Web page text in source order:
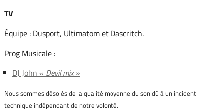
TV
Équipe : Dusport, Ultimatom et Dascritch.
Prog Musicale :
DJ John « Devil mix»
Nous sommes désolés de la qualité moyenne du son dû à un incident
technique indépendant de notre volonté.